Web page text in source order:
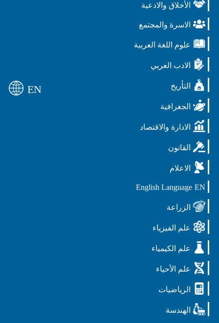
الأخلاق والادعية
الاسرة والمجتمع
علوم اللغة العربية
الادب العربي
التأريخ
الجغرافية
الادارة والاقتصاد
القانون
الاعلام
EN
English Language
الزراعة
علم الفيزياء
علم الكيمياء
علم الأحياء
الرياضيات
الهندسة
EN